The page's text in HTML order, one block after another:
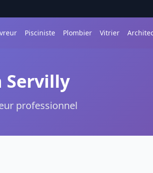
Pisciniste Plombier Vitrier
Servilly
professionnel